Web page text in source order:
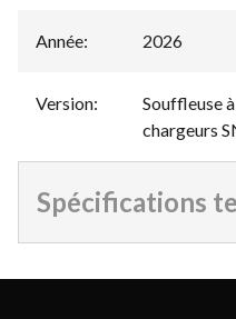
Année: 2026
Version:
Souffleuse
chargeurs
Spécifications